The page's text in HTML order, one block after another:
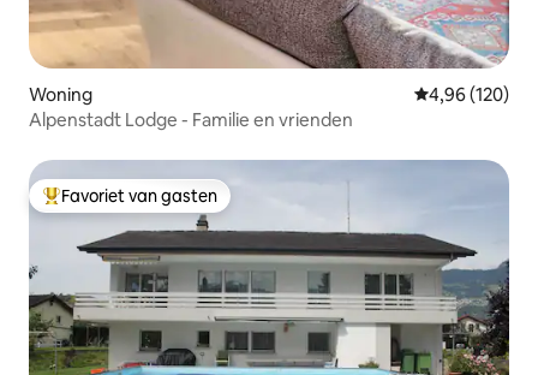
Woning Gemiddelde
4,96 (120)
Alpenstadt Lodge - Familie en vrienden
Topfavoriet van gasten
Favoriet van gasten